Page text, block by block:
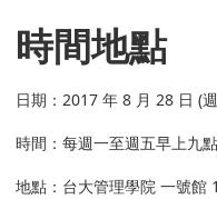
時間地點
日期：2017 年 8 月 28 日 (
時間：每週一至週五早上九點
地點：台大管理學院 一號館